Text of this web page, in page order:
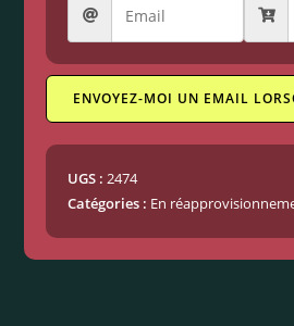
ENVOYEZ-MOI UN EMAIL
UGS :2474
Catégories : En